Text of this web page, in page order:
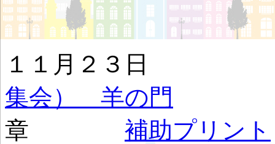
１１月２３
集会） 羊の門
章 補助プリント